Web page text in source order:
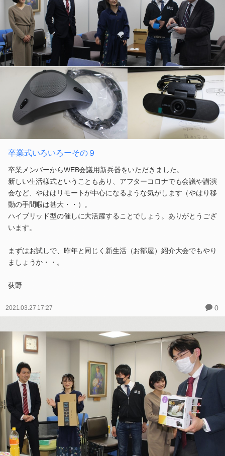
卒業式いろいろーその９
卒業メンバーからWEB会議用新兵器をいただきました。
新しい生活様式ということもあり、アフターコロナでも会議や講演
会など、やははリモートが中心になるような気がします（やはり移
動の手間暇は甚大・・）。
ハイブリッド型の催しに大活躍することでしょう。ありがとうござ
います。
まずはお試しで、昨年と同じく新生活（お部屋）紹介大会でもやり
ましょうか・・。
荻野
2021.03.27 17:27 0